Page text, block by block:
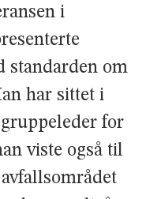
i
standarden om
har sittet i
for
viste også til